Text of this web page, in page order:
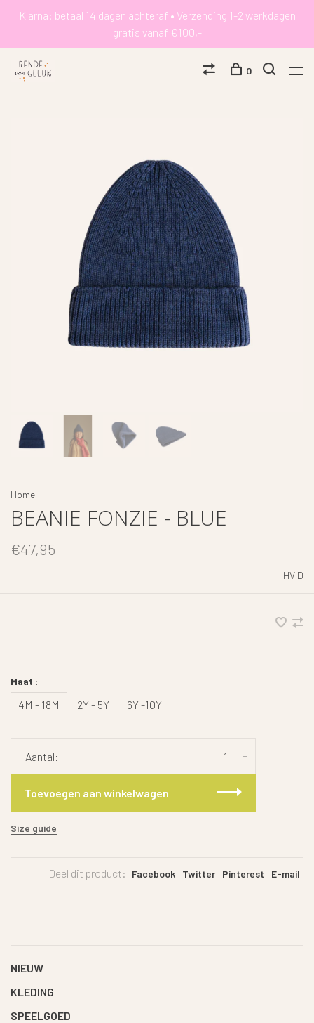
Klarna: betaal 14 dagen achteraf • Verzending 1-2 werkdagen
gratis vanaf €100,-
0
Home
BEANIE FONZIE - BLUE
€47,95
HVID
Maat :
4M - 18M 2Y - 5Y 6Y -10Y
Aantal: +
-
Toevoegen aan winkelwagen
Size guide
Deel dit product: Facebook Twitter Pinterest E-mail
NIEUW
KLEDING
SPEELGOED